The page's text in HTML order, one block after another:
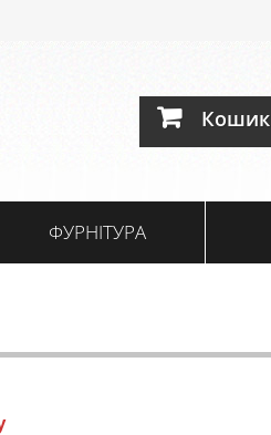
Кошик
ФУРНІТУРА